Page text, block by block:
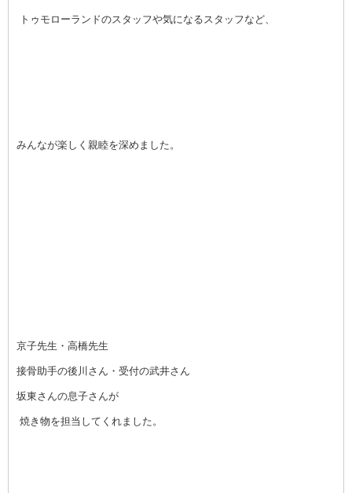
トゥモローランドのスタッフや気になるスタッフなど、
みんなが楽しく親睦を深めました。
京子先生・高橋先生
接骨助手の後川さん・受付の武井さん
坂東さんの息子さんが
焼き物を担当してくれました。